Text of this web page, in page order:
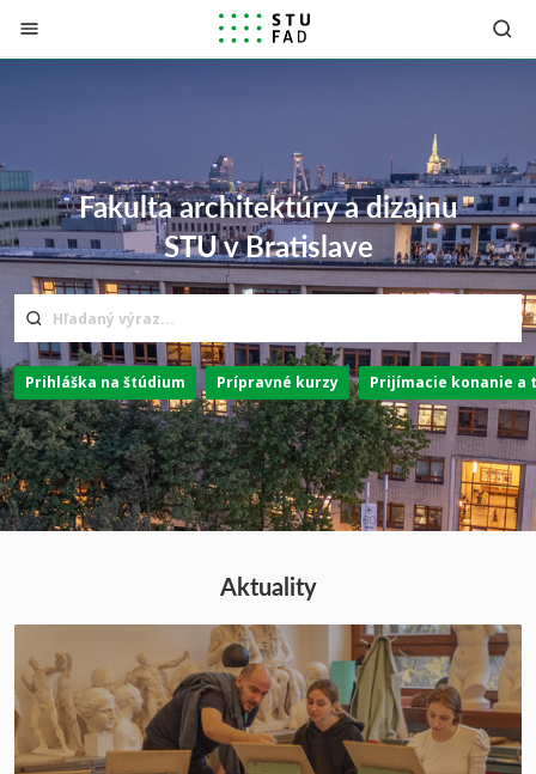
Prejsť na obsah
Fakulta architektúry a dizajnu
STU v Bratislave
Prihláška na štúdium Prípravné kurzy Prijímacie konanie a
Aktuality